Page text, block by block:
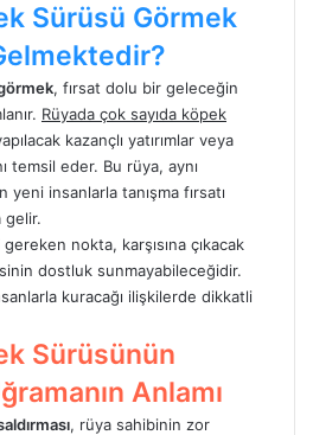
Sürüsü Görmek
, fırsat dolu bir geleceğin
Rüyada çok sayıda köpek
kazançlı yatırımlar veya
temsil eder. Bu rüya, aynı
yeni insanlarla tanışma fırsatı
gelir.
nokta, karşısına çıkacak
dostluk sunmayabileceğidir.
kuracağı ilişkilerde dikkatli
Sürüsünün
Anlamı
, rüya sahibinin zor